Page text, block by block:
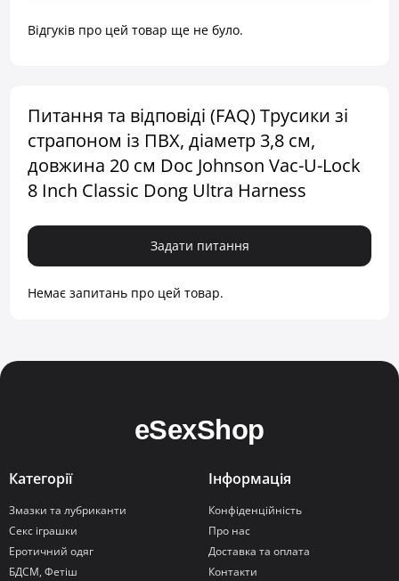
Відгуків про цей товар ще не було.
Питання та відповіді (FAQ) Трусики зі
страпоном із ПВХ, діаметр 3,8 см,
довжина 20 см Doc Johnson Vac-U-Lock
8 Inch Classic Dong Ultra Harness
Задати питання
Немає запитань про цей товар.
Категорії
Змазки та лубриканти
Секс іграшки
Еротичний одяг
БДСМ, Фетіш
Інформація
Конфіденційність
Про нас
Доставка та оплата
Контакти